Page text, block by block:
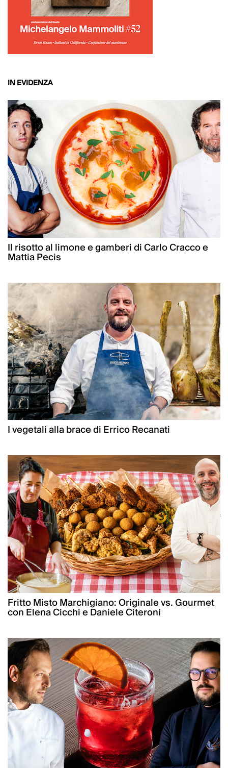
IN EVIDENZA
Il risotto al limone e gamberi di Carlo Cracco e
Mattia Pecis
I vegetali alla brace di Errico Recanati
Fritto Misto Marchigiano: Originale vs. Gourmet
con Elena Cicchi e Daniele Citeroni